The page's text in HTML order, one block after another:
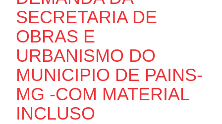
SECRETARIA DE
OBRAS E
URBANISMO DO
MUNICIPIO DE PAINS-
MG -COM MATERIAL
INCLUSO